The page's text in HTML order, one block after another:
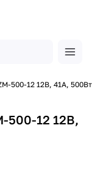
500-12 12В, 41А, 500Вт
500-12 12В,